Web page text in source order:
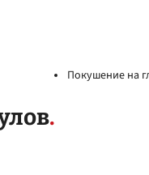
Покушение на